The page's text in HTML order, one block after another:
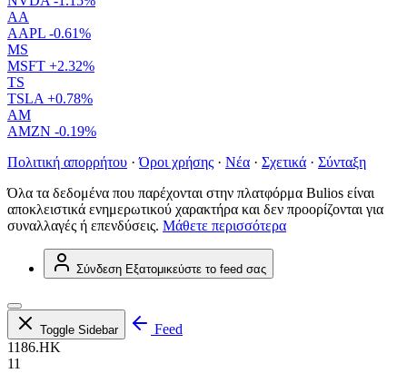
AA
AAPL -0.61%
MS
MSFT +2.32%
TS
TSLA +0.78%
AM
AMZN -0.19%
Πολιτική απορρήτου · Όροι χρήσης · Νέα · Σχετικά · Σύνταξη
Όλα τα δεδομένα που παρέχονται στην πλατφόρμα Bulios είναι
αποκλειστικά ενημερωτικού χαρακτήρα και δεν προορίζονται για
συναλλαγές ή επενδύσεις. Μάθετε περισσότερα
Σύνδεση Εξατομικεύστε το feed σας
Toggle Sidebar
Feed
1186.HK
11